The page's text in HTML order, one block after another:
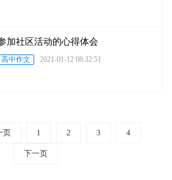
加社区活动的心得体会
高中作文 2021-01-12 08:32:51
页 1 2 3 4
下一页